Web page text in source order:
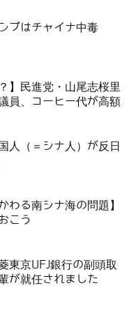
プはチャイナ中毒
】民進党・山尾志桜里
員、コーヒー代が高額
人（＝シナ人）が反日
わる南シナ海の問題】
こう
東京UFJ銀行の副頭取
が就任されました